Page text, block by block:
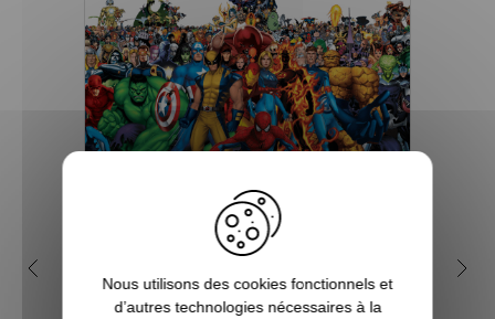
Qui sont les super-héros de
l'univers Marvel ?
Nous utilisons des cookies fonctionnels et
d’autres technologies nécessaires à la